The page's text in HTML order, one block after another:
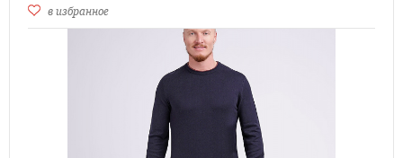
в избранное